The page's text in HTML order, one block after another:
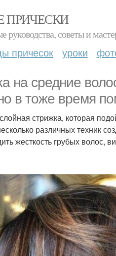
ПРИЧЕСКИ
советы и
причесок уроки
на средние
в тоже время
стрижка, которая
различных техник
жесткость грубых волос,